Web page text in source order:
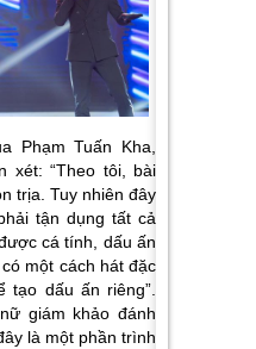
Phạm Tuấn Kha,
xét: “Theo tôi, bài
trịa. Tuy nhiên đây
tận dụng tất cả
cá tính, dấu ấn
một cách hát đặc
tạo dấu ấn riêng”.
giám khảo đánh
là một phần trình